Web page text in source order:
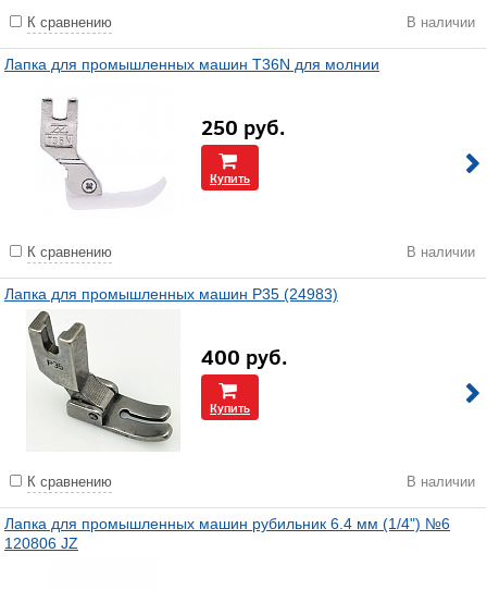
К сравнению В наличии
Лапка для промышленных машин T36N для молнии
250 руб.
Купить
К сравнению В наличии
Лапка для промышленных машин P35 (24983)
400 руб.
Купить
К сравнению В наличии
Лапка для промышленных машин рубильник 6.4 мм (1/4") №6
120806 JZ